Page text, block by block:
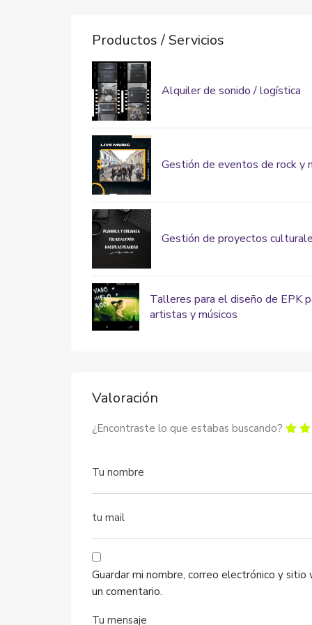
Productos / Servicios
Alquiler de sonido / logística
Gestión de eventos de rock y
Gestión de proyectos
Talleres para el diseño de EPK
artistas y músicos
Valoración
¿Encontraste lo que estabas buscando?
Guardar mi nombre, correo electrónico y
un comentario.